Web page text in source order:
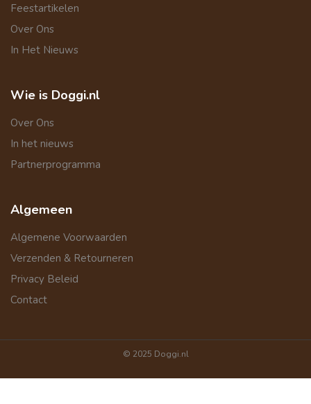
Feestartikelen
Over Ons
In Het Nieuws
Wie is Doggi.nl
Over Ons
In het nieuws
Partnerprogramma
Algemeen
Algemene Voorwaarden
Verzenden & Retourneren
Privacy Beleid
Contact
© 2025 Doggi.nl